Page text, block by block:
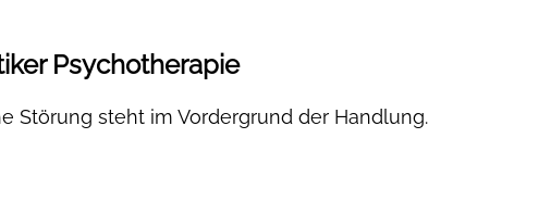
Psychotherapie
Störung steht im Vordergrund der Handlung.